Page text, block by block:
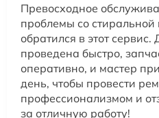
Превосходное
проблемы со
обратился в этот
проведена быстро,
оперативно, и мастер
день, чтобы провести
профессионализмом и
за отличную работу!